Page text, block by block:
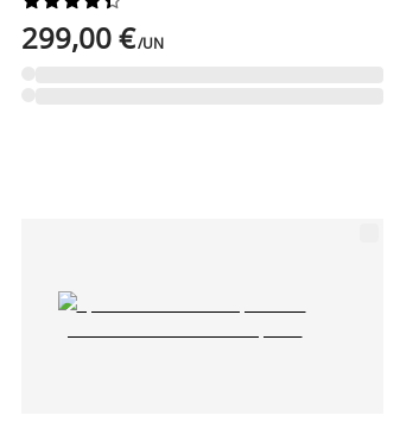
299,00 €/UN